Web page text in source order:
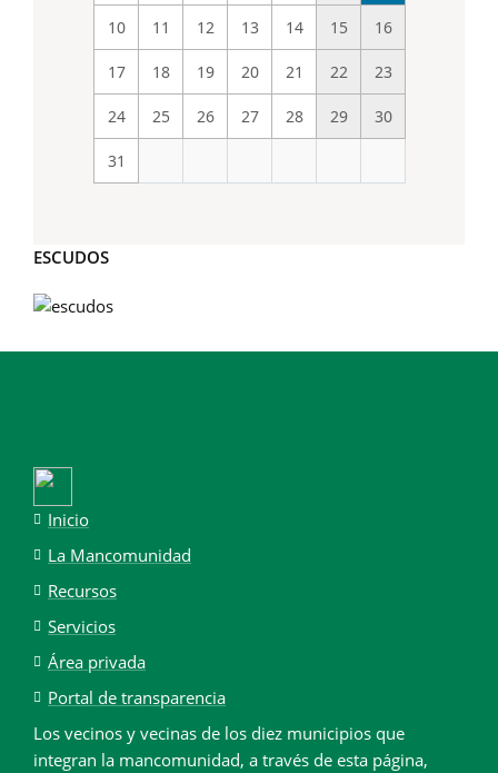
10 11 12 13 14 15 16
17 18 19 20 21 22 23
24 25 26 27 28 29 30
31
ESCUDOS
Inicio
La Mancomunidad
Recursos
Servicios
Área privada
Portal de transparencia
Los vecinos y vecinas de los diez municipios que
integran la mancomunidad, a través de esta página,